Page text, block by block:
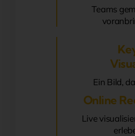
Teams
Ein Bild,
Online
Live